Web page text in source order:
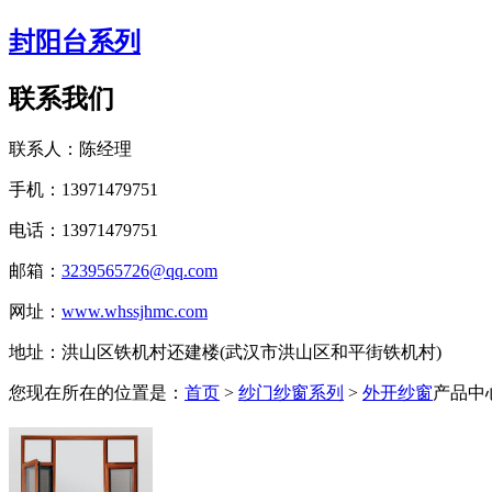
封阳台系列
联系我们
联系人：陈经理
手机：13971479751
电话：13971479751
邮箱： 3239565726@qq.com
网址： www.whssjhmc.com
地址：洪山区铁机村还建楼(武汉市洪山区和平街铁机村)
您现在所在的位置是： 首页 > 纱门纱窗系列 > 外开纱窗产品中